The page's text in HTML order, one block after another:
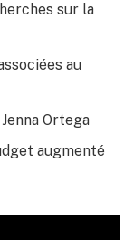
sur la
au
Ortega
augmenté